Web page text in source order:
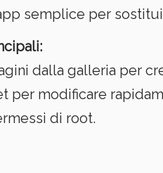
semplice per
dalla galleria per
per modificare
di root.